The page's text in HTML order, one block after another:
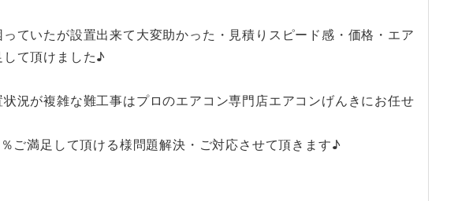
ていたが設置出来て大変助かった・見積りスピード感・価格・エア
て頂けました♪
況が複雑な難工事はプロのエアコン専門店エアコンげんきにお任せ
ご満足して頂ける様問題解決・ご対応させて頂きます♪